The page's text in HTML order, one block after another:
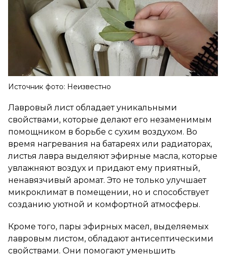
Источник фото: Неизвестно
Лавровый лист обладает уникальными
свойствами, которые делают его незаменимым
помощником в борьбе с сухим воздухом. Во
время нагревания на батареях или радиаторах,
листья лавра выделяют эфирные масла, которые
увлажняют воздух и придают ему приятный,
ненавязчивый аромат. Это не только улучшает
микроклимат в помещении, но и способствует
созданию уютной и комфортной атмосферы.
Кроме того, пары эфирных масел, выделяемых
лавровым листом, обладают антисептическими
свойствами. Они помогают уменьшить